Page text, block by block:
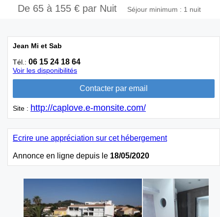
De 65 à 155 € par Nuit Séjour minimum : 1 nuit
Jean Mi et Sab
Tél.: 06 15 24 18 64
Voir les disponibilités
Site : http://caplove.e-monsite.com/
Ecrire une appréciation sur cet hébergement
Annonce en ligne depuis le 18/05/2020